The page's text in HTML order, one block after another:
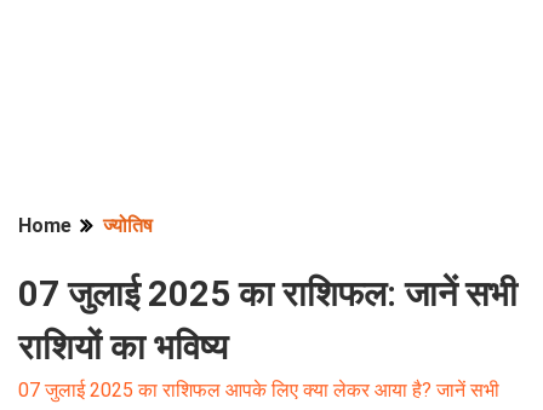
Home ज्योतिष
07 जुलाई 2025 का राशिफल: जानें सभी
राशियों का भविष्य
07 जुलाई 2025 का राशिफल आपके लिए क्या लेकर आया है? जानें सभी